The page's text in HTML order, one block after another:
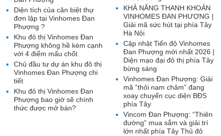
KHẢ NĂNG THANH KHOẢN
VINHOMES ĐAN PHƯỢNG |
Giải mã sức hút tại phía Tây
Hà Nội
Cập nhật Tiến độ Vinhomes
Đan Phượng mới nhất 2026 |
Diện mạo đại đô thị phía Tây
bừng sáng
Vinhomes Đan Phượng: Giải
mã “thỏi nam châm” đang
xoay chuyển cục diện BĐS
phía Tây
Vincom Đan Phượng: “Thiên
đường” mua sắm và giải trí
lớn nhất phía Tây Thủ đô
Diện tích của căn biệt thự
đơn lập tại Vinhomes Đan
Phượng ?
Khu đô thị Vinhomes Đan
Phượng không hề kém cạnh
với 4 điểm mấu chốt
Chủ đầu tư dự án khu đô thị
Vinhomes Đan Phượng chi
tiết
Khu đô thị Vinhomes Đan
Phượng bao giờ sẽ chính
thức được mở bán?